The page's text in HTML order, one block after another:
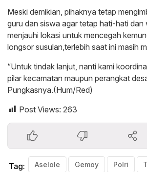
Meski demikian, pihaknya tetap
guru dan siswa agar tetap hati-hati dan
menjauhi lokasi untuk mencegah
longsor susulan,terlebih saat ini masih
“Untuk tindak lanjut, nanti kami
pilar kecamatan maupun perangkat
Pungkasnya.(Hum/Red)
Post Views: 263
Tag: Aselole Gemoy Polri